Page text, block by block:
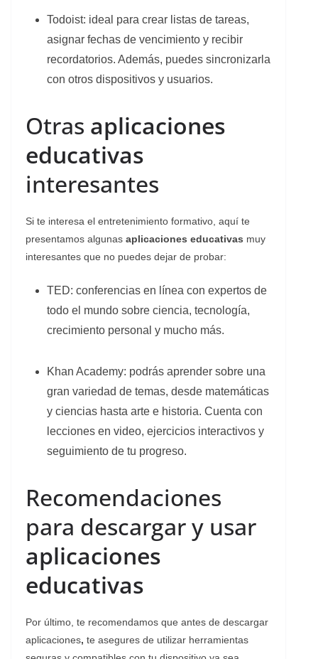
Todoist: ideal para crear listas de tareas,
asignar fechas de vencimiento y recibir
recordatorios. Además, puedes sincronizarla
con otros dispositivos y usuarios.
Otras aplicaciones
educativas
interesantes
Si te interesa el entretenimiento formativo, aquí te
presentamos algunas aplicaciones educativas muy
interesantes que no puedes dejar de probar:
TED: conferencias en línea con expertos de
todo el mundo sobre ciencia, tecnología,
crecimiento personal y mucho más.
Khan Academy: podrás aprender sobre una
gran variedad de temas, desde matemáticas
y ciencias hasta arte e historia. Cuenta con
lecciones en video, ejercicios interactivos y
seguimiento de tu progreso.
Recomendaciones
para descargar y usar
aplicaciones
educativas
Por último, te recomendamos que antes de descargar
aplicaciones, te asegures de utilizar herramientas